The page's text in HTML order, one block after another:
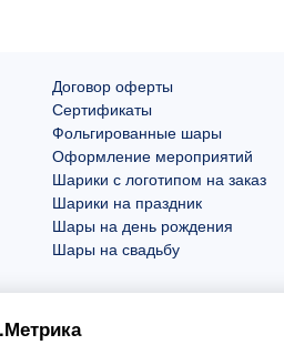
Договор оферты
Сертификаты
Фольгированные шары
Оформление мероприятий
Шарики с логотипом на заказ
Шарики на праздник
Шары на день рождения
Шары на свадьбу